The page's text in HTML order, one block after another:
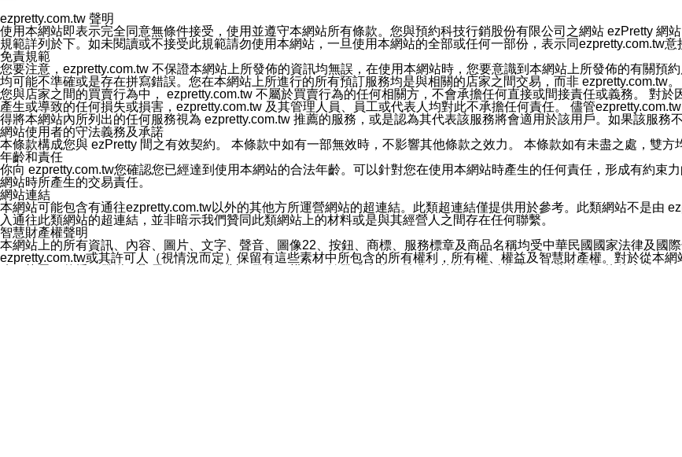
您同意本公司網站，透過您所提供的郵件地址與您取得聯絡並傳送或宣傳本網站各項服務之資料或電子郵件供您參考。
停止接收這些資料或電子郵件。
十五、訊息通知
本公司/本服務將以通知型訊息傳送重要訊息給您。即使未加入本公司/本服務好友，您仍可接收到通知型訊息。
本公司/本服務傳送之通知型訊息以對您有效且重要的訊息為限，以廣告或其他目的的訊息皆不會被傳送。滿足以下三個
1.LINE 帳號設定的電話號碼與本公司/本服務所傳來的電話號碼比對相符。
2.該 LINE 帳號已在 LINE APP 設定中，同意接收通知型訊息。
3.LINE 帳號未封鎖傳送訊息之 LINE 官方帳號。
欲變更通知型訊息的設定，操作如下：
1.點選「主頁」＞「設定」
2.點選「隱私設定」
3.點選「提供使用資料」
4.點選「LINE通知型訊息」
5.開關「接收LINE通知型訊息」
❗️關閉「接收通知型訊息」後，將不會接收到來自任何企業官方帳號或認證官方帳號的通知型訊息。
ezpretty.com.tw 聲明
使用本網站即表示完全同意無條件接受，使用並遵守本網站所有條款。您與預約科技行銷股份有限公司之網站 ezPretty 網
規範詳列於下。如未閱讀或不接受此規範請勿使用本網站，一旦使用本網站的全部或任何一部份，表示同ezpretty.com.tw意
免責規範
您要注意，ezpretty.com.tw 不保證本網站上所發佈的資訊均無誤，在使用本網站時，您要意識到本網站上所發佈的有關預
均可能不準確或是存在拼寫錯誤。您在本網站上所進行的所有預訂服務均是與相關的店家之間交易，而非 ezpretty.com.tw
您與店家之間的買賣行為中， ezpretty.com.tw 不屬於買賣行為的任何相關方，不會承擔任何直接或間接責任或義務。 對
產生或導致的任何損失或損害，ezpretty.com.tw 及其管理人員、員工或代表人均對此不承擔任何責任。 儘管
得將本網站內所列出的任何服務視為 ezpretty.com.tw 推薦的服務，或是認為其代表該服務將會適用於該用戶。如果該服務
網站使用者的守法義務及承諾
本條款構成您與 ezPretty 間之有效契約。 本條款中如有一部無效時，不影響其他條款之效力。 本條款如有未盡之處，雙方
年齡和責任
你向 ezpretty.com.tw您確認您已經達到使用本網站的合法年齡。可以針對您在使用本網站時產生的任何責任，形成有約束
網站時所產生的交易責任。
網站連結
本網站可能包含有通往ezpretty.com.tw以外的其他方所運營網站的超連結。此類超連結僅提供用於參考。此類網站不是由
入通往此類網站的超連結，並非暗示我們贊同此類網站上的材料或是與其經營人之間存在任何聯繫。
智慧財產權聲明
本網站上的所有資訊、內容、圖片、文字、聲音、圖像22、按鈕、商標、服務標章及商品名稱均受中華民國國家法律及國
ezpretty.com.tw或其許可人（視情況而定）保留有這些素材中所包含的所有權利，所有權、權益及智慧財產權。對於從本